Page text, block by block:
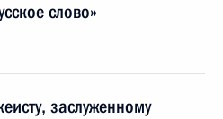
слово»
заслуженному